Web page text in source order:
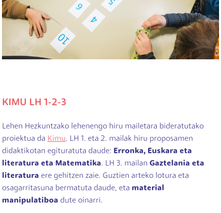
KIMU LH 1-2-3
Lehen Hezkuntzako lehenengo hiru mailetara bideratutako
proiektua da Kimu. LH 1. eta 2. mailak hiru proposamen
didaktikotan egituratuta daude: Erronka, Euskara eta
literatura eta Matematika. LH 3. mailan Gaztelania eta
literatura ere gehitzen zaie. Guztien arteko lotura eta
osagarritasuna bermatuta daude, eta material
manipulatiboa dute oinarri.